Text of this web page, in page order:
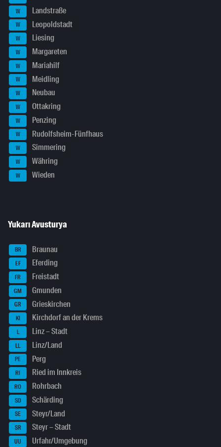
W Landstraße
W Leopoldstadt
W Liesing
W Margareten
W Mariahilf
W Meidling
W Neubau
W Ottakring
W Penzing
W Rudolfsheim-Fünfhaus
W Simmering
W Währing
W Wieden
Yukarı Avusturya
BR Braunau
EF Eferding
FR Freistadt
GM Gmunden
GR Grieskirchen
KI Kirchdorf an der Krems
L Linz – Stadt
LL Linz/Land
PE Perg
RI Ried im Innkreis
RO Rohrbach
SD Schärding
SE Steyr/Land
SR Steyr – Stadt
UU Urfahr/Umgebung